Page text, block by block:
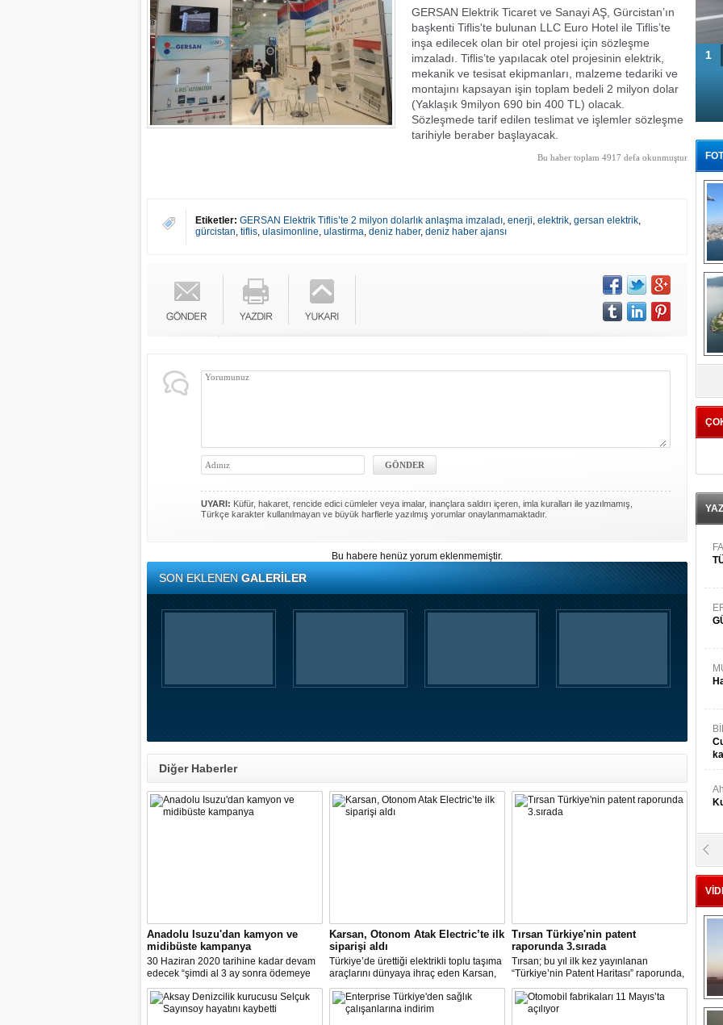
GERSAN Elektrik Ticaret ve Sanayi AŞ, Gürcistan’ın
başkenti Tiflis'te bulunan LLC Euro Hotel ile Tiflis’te
inşa edilecek olan bir otel projesi için sözleşme
imzaladı. Tiflis’te yapılacak otel projesinin elektrik,
mekanik ve tesisat ekipmanları, malzeme tedariki ve
montajını kapsayan işin toplam bedeli 2 milyon dolar
(Yaklaşık 9milyon 690 bin 400 TL) olacak.
Sözleşmede tarif edilen teslimat ve işlemler sözleşme
tarihiyle beraber başlayacak.
Bu haber toplam 4917 defa okunmuştur
Etiketler: GERSAN Elektrik Tiflis’te 2 milyon dolarlık anlaşma imzaladı, enerji, elektrik, gersan elektrik,
gürcistan, tiflis, ulasimonline, ulastirma, deniz haber, deniz haber ajansı
UYARI: Küfür, hakaret, rencide edici cümleler veya imalar, inançlara saldırı içeren, imla kuralları ile yazılmamış,
Türkçe karakter kullanılmayan ve büyük harflerle yazılmış yorumlar onaylanmamaktadır.
Bu habere henüz yorum eklenmemiştir.
SON EKLENENGALERİLER
Diğer Haberler
Anadolu Isuzu'dan kamyon ve
midibüste kampanya
30 Haziran 2020 tarihine kadar devam
edecek “şimdi al 3 ay sonra ödemeye
başla kampanyası” kapsamında
kamyon ve midibüsler %0.57 faiz
desteği ile satışa sunuluyor.
Karsan, Otonom Atak Electric’te ilk
siparişi aldı
Türkiye’de ürettiği elektrikli toplu taşıma
araçlarını dünyaya ihraç eden Karsan,
otonom sürüş özellikleri kazandırmak
için çalışmalara başladığını duyurduğu
Otonom Atak Electric’te, ilk siparişi aldı.
Tırsan Türkiye'nin patent
raporunda 3.sırada
Tırsan; bu yıl ilk kez yayınlanan
“Türkiye’nin Patent Haritası” raporunda,
otomotiv teknolojileri alanında 3. sırada
yer aldı. 252 patent ile treyler
sektöründen listeye giren tek firma olan
1